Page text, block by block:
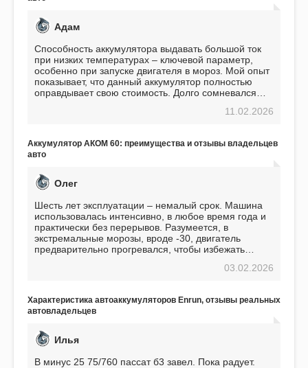
Адам
Способность аккумулятора выдавать большой ток
при низких температурах – ключевой параметр,
особенно при запуске двигателя в мороз. Мой опыт
показывает, что данный аккумулятор полностью
оправдывает свою стоимость. Долго сомневался
пожалел. Считаю, что это отличное вложение,11.02.2026
Аккумулятор АКОМ 60: преимущества и отзывы владельцев
авто
Олег
Шесть лет эксплуатации – немалый срок. Машина
использовалась интенсивно, в любое время года и
практически без перерывов. Разумеется, в
экстремальные морозы, вроде -30, двигатель
предварительно прогревался, чтобы избежать
использования не было ни единой поломки,
EFB 75. Судя по характеристикам, он даже
превосходит предыдущую модель.
03.02.2026
Характеристика автоаккумуляторов Enrun, отзывы реальных
автовладельцев
Илья
В минус 25 75/760 пассат б3 завел. Пока радует.